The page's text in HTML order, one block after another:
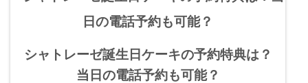
シャトレーゼ誕生日ケーキの予約特典は？
当日の電話予約も可能？